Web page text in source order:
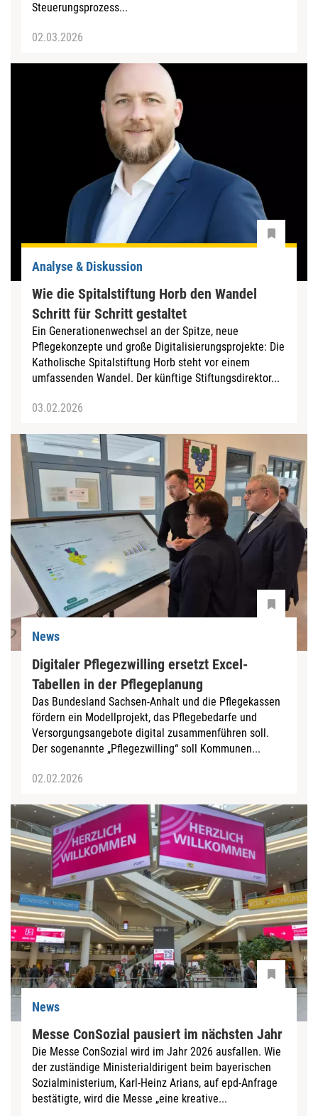
Steuerungsprozess...
02.03.2026
Analyse & Diskussion
Wie die Spitalstiftung Horb den Wandel
Schritt für Schritt gestaltet
Ein Generationenwechsel an der Spitze, neue
Pflegekonzepte und große Digitalisierungsprojekte: Die
Katholische Spital­stiftung Horb steht vor einem
umfassenden Wandel. Der künftige Stiftungsdirektor...
03.02.2026
News
Digitaler Pflegezwilling ersetzt Excel-
Tabellen in der Pflegeplanung
Das Bundesland Sachsen-Anhalt und die Pflegekassen
fördern ein Modellprojekt, das Pflegebedarfe und
Versorgungsangebote digital zusammenführen soll.
Der sogenannte „Pflegezwilling“ soll Kommunen...
02.02.2026
News
Messe ConSozial pausiert im nächsten Jahr
Die Messe ConSozial wird im Jahr 2026 ausfallen. Wie
der zuständige Ministerialdirigent beim bayerischen
Sozialministerium, Karl-Heinz Arians, auf epd-Anfrage
bestätigte, wird die Messe „eine kreative...